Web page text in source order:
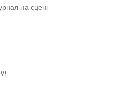
на сцені